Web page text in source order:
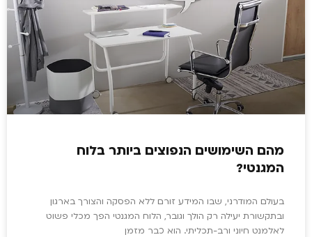
מהם השימושים הנפוצים ביותר בלוח
המגנטי?
בעולם המודרני, שבו המידע זורם ללא הפסקה והצורך בארגון
ובתקשורת יעילה רק הולך וגובר, הלוח המגנטי הפך מכלי פשוט
לאלמנט חיוני ורב-תכליתי. הוא כבר מזמן